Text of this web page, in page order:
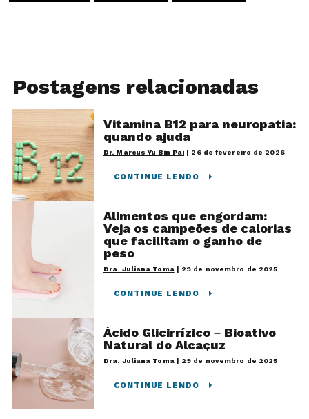
Postagens relacionadas
Vitamina B12 para neuropatia:
quando ajuda
Dr. Marcus Yu Bin Pai | 26 de fevereiro de 2026
CONTINUE LENDO
Alimentos que engordam:
Veja os campeões de calorias
que facilitam o ganho de
peso
Dra. Juliana Toma| 29 de novembro de 2025
CONTINUE LENDO
Ácido Glicirrízico – Bioativo
Natural do Alcaçuz
Dra. Juliana Toma| 29 de novembro de 2025
CONTINUE LENDO